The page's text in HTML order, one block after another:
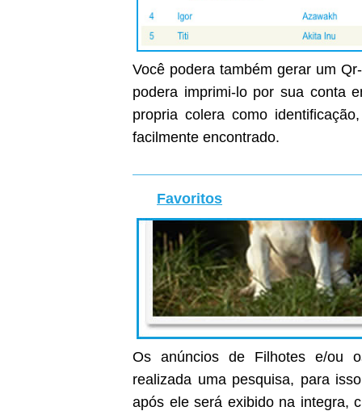
Você podera também gerar um
podera imprimi-lo por sua conta
propria colera como
facilmente encontrado.
Favoritos
Os anúncios de Filhotes e/ou
realizada uma pesquisa, para
após ele será exibido na integra,